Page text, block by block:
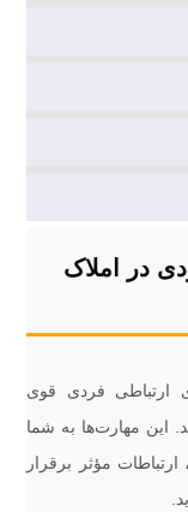
در املاک
ارتباطی فردی قوی
این مهارت‌ها به شما
مؤثر برقرار